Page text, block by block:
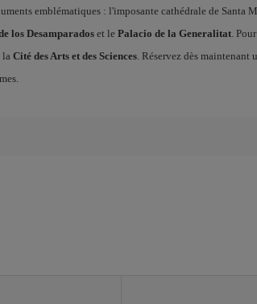
emblématiques : l'imposante cathédrale de Santa
los Desamparadoset le Palacio de la Generalitat.
la Cité des Arts et des Sciences. Réservez dès maintenant